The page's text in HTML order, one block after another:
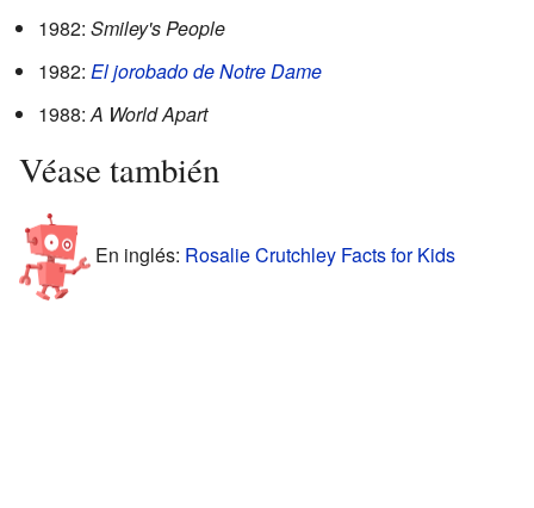
1982: Smiley's People
1982: El jorobado de Notre Dame
1988:A World Apart
Véase también
En inglés: Rosalie Crutchley Facts for Kids